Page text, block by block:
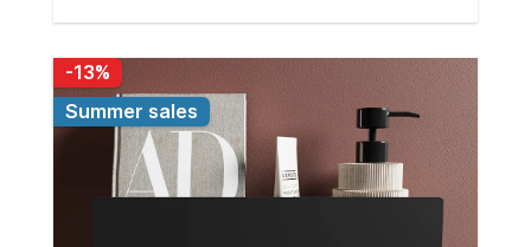
-13%
Summer sales